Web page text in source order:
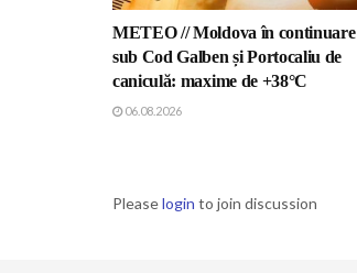
METEO // Moldova în continuare
sub Cod Galben și Portocaliu de
caniculă: maxime de +38°C
06.08.2026
Pleaselogin to join discussion